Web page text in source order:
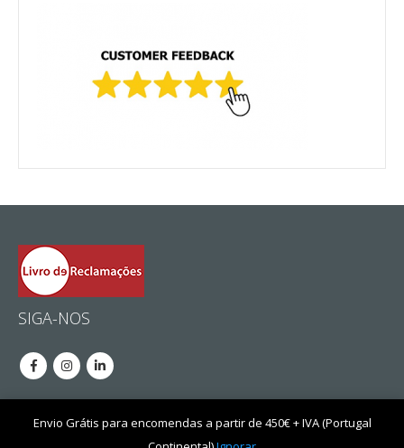
SIGA-NOS
Envio Grátis para encomendas a partir de 450€ + IVA (Portugal